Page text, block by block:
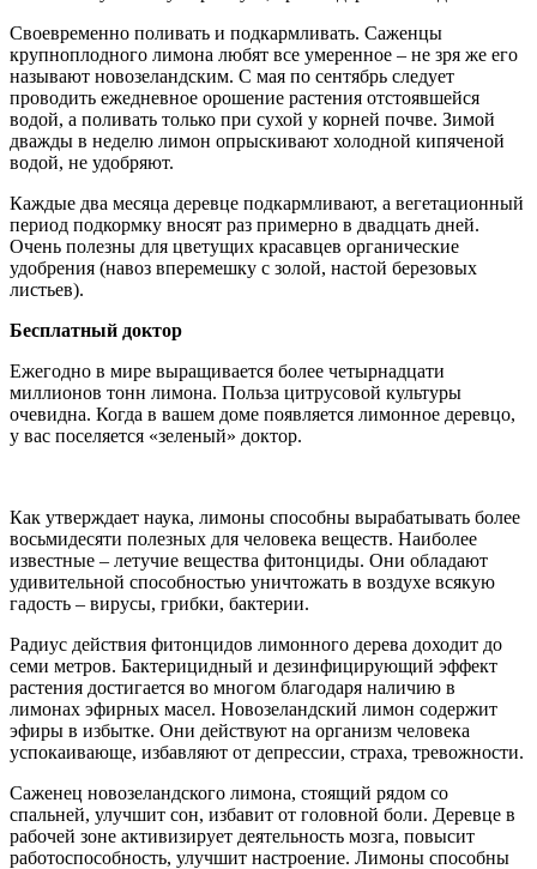
Своевременно поливать и подкармливать. Саженцы
крупноплодного лимона любят все умеренное – не зря же его
называют новозеландским. С мая по сентябрь следует
проводить ежедневное орошение растения отстоявшейся
водой, а поливать только при сухой у корней почве. Зимой
дважды в неделю лимон опрыскивают холодной кипяченой
водой, не удобряют.
Каждые два месяца деревце подкармливают, а вегетационный
период подкормку вносят раз примерно в двадцать дней.
Очень полезны для цветущих красавцев органические
удобрения (навоз вперемешку с золой, настой березовых
листьев).
Бесплатный доктор
Ежегодно в мире выращивается более четырнадцати
миллионов тонн лимона. Польза цитрусовой культуры
очевидна. Когда в вашем доме появляется лимонное деревцо,
у вас поселяется «зеленый» доктор.
Как утверждает наука, лимоны способны вырабатывать более
восьмидесяти полезных для человека веществ. Наиболее
известные – летучие вещества фитонциды. Они обладают
удивительной способностью уничтожать в воздухе всякую
гадость – вирусы, грибки, бактерии.
Радиус действия фитонцидов лимонного дерева доходит до
семи метров. Бактерицидный и дезинфицирующий эффект
растения достигается во многом благодаря наличию в
лимонах эфирных масел. Новозеландский лимон содержит
эфиры в избытке. Они действуют на организм человека
успокаивающе, избавляют от депрессии, страха, тревожности.
Саженец новозеландского лимона, стоящий рядом со
спальней, улучшит сон, избавит от головной боли. Деревце в
рабочей зоне активизирует деятельность мозга, повысит
работоспособность, улучшит настроение. Лимоны способны